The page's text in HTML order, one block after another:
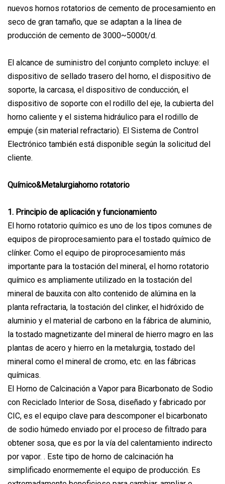
nuevos hornos rotatorios de cemento de procesamiento en
seco de gran tamaño, que se adaptan a la línea de
producción de cemento de 3000~5000t/d.
El alcance de suministro del conjunto completo incluye: el
dispositivo de sellado trasero del horno, el dispositivo de
soporte, la carcasa, el dispositivo de conducción, el
dispositivo de soporte con el rodillo del eje, la cubierta del
horno caliente y el sistema hidráulico para el rodillo de
empuje (sin material refractario). El Sistema de Control
Electrónico también está disponible según la solicitud del
cliente.
Químico&Metalurgiahorno rotatorio
1. Principio de aplicación y funcionamiento
El horno rotatorio químico es uno de los tipos comunes de
equipos de piroprocesamiento para el tostado químico de
clínker. Como el equipo de piroprocesamiento más
importante para la tostación del mineral, el horno rotatorio
químico es ampliamente utilizado en la tostación del
mineral de bauxita con alto contenido de alúmina en la
planta refractaria, la tostación del clinker, el hidróxido de
aluminio y el material de carbono en la fábrica de aluminio,
la tostado magnetizante del mineral de hierro magro en las
plantas de acero y hierro en la metalurgia, tostado del
mineral como el mineral de cromo, etc. en las fábricas
químicas.
El Horno de Calcinación a Vapor para Bicarbonato de Sodio
con Reciclado Interior de Sosa, diseñado y fabricado por
CIC, es el equipo clave para descomponer el bicarbonato
de sodio húmedo enviado por el proceso de filtrado para
obtener sosa, que es por la vía del calentamiento indirecto
por vapor. . Este tipo de horno de calcinación ha
simplificado enormemente el equipo de producción. Es